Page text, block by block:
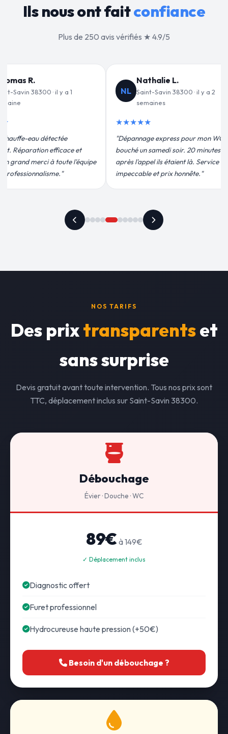
Ils nous ont faitconfiance
Plus de 250 avis vérifiés ★ 4.9/5
L.
38300 · il y a 2
pour mon WC
soir. 20 minutes
étaient là. Service
prix honnête."
JF
Jean-François C.
Saint-Savin 38300 · il y a 3
semaines
★★★★★
"Remplacement de mon chauffe-eau en
moins de 2h. Équipe très pro, devis
conforme, chantier propre. Je
recommande vivement."
NOS TARIFS
Des prixtransparentset
sans surprise
Devis gratuit avant toute intervention. Tous nos prix sont
TTC, déplacement inclus sur Saint-Savin 38300.
Débouchage
Évier · Douche · WC
89€ à 149€
✓ Déplacement inclus
Diagnostic offert
Furet professionnel
Hydrocureuse haute pression (+50€)
Besoin d'un débouchage ?